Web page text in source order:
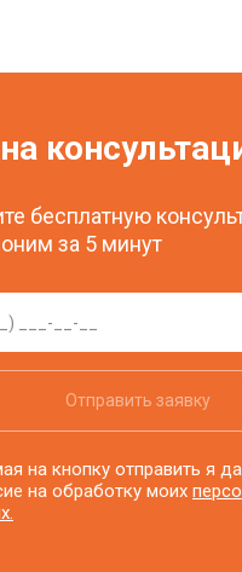
бесплатную
за 5 минут
Отправить заявку
на кнопку отправить я
на обработку моих